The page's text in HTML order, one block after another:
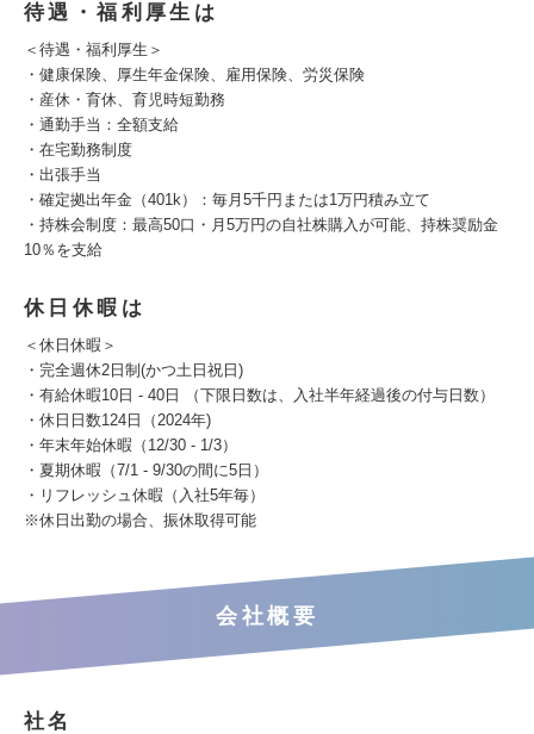
待遇・福利厚生は
＜待遇・福利厚生＞
・健康保険、厚生年金保険、雇用保険、労災保険
・産休・育休、育児時短勤務
・通勤手当：全額支給
・在宅勤務制度
・出張手当
・確定拠出年金（401k）：毎月5千円または1万円積み立て
・持株会制度：最高50口・月5万円の自社株購入が可能、持株奨励金
10％を支給
休日休暇は
＜休日休暇＞
・完全週休2日制(かつ土日祝日)
・有給休暇10日 - 40日 （下限日数は、入社半年経過後の付与日数）
・休日日数124日（2024年)
・年末年始休暇（12/30 - 1/3）
・夏期休暇（7/1 - 9/30の間に5日）
・リフレッシュ休暇（入社5年毎）
※休日出勤の場合、振休取得可能
会社概要
社名